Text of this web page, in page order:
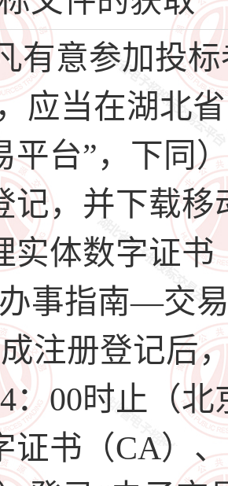
有意参加投
应当在湖北
平台”，下同
记，并下载
实体数字证
事指南—交
注册登记后
：00时止（
证书（CA）